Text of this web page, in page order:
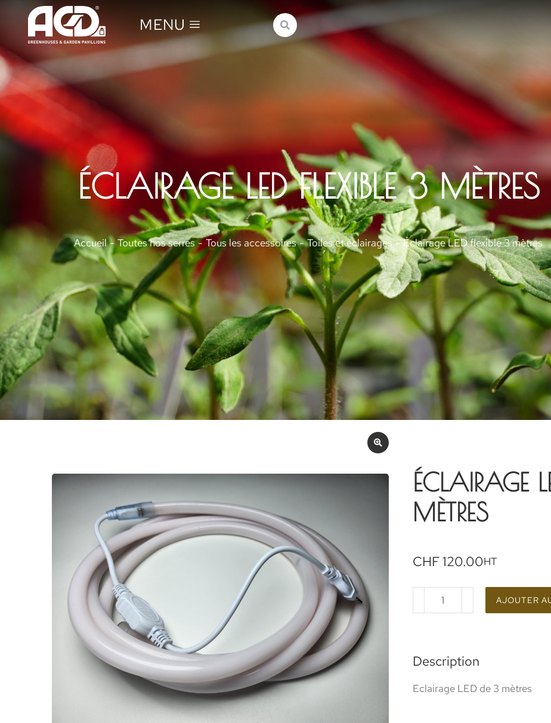
MENU
ÉCLAIRAGE LED FLEXIBLE 3 MÈTRES
Vous êtes ici :
Accueil Toutes nos serres Tous les accessoires Toiles et éclairages Éclairage LED flexible 3 mètres
ÉCLAIRAGE
MÈTRES
CHF 120.00HT
AJOUTER
Description
Eclairage LED de 3 mètres